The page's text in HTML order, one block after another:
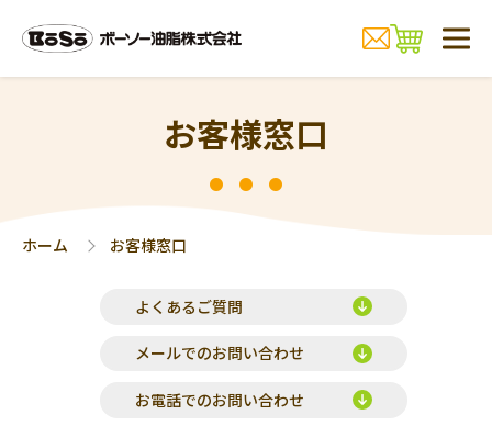
お客様窓口
ホーム お客様窓口
よくあるご質問
メールでのお問い合わせ
お電話でのお問い合わせ